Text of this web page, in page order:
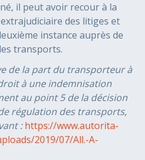
il peut avoir recour à la
des litiges et
instance auprès de
transports.
de la part du transporteur à
à une indemnisation
au point 5 de la décision
régulation des transports,
: https://www.autorita-
2019/07/All.-A-